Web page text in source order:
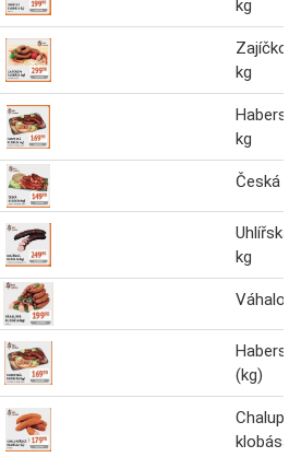
kg
kg
kg
Česká
Uhlířská
kg
(kg)
klobása